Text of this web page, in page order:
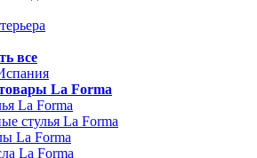
все
La Forma
La Forma
стулья La Forma
La Forma
La Forma